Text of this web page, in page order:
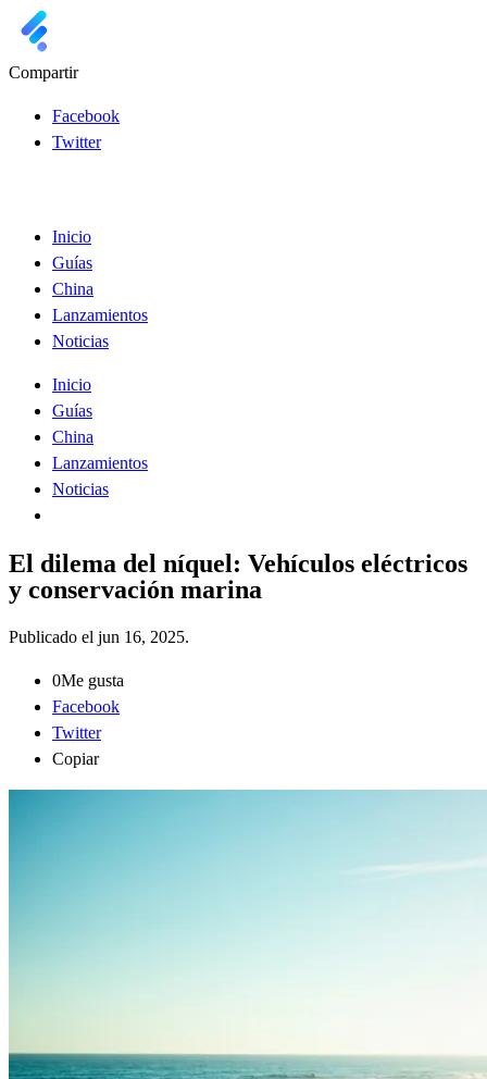
Compartir
Facebook
Twitter
Inicio
Guías
China
Lanzamientos
Noticias
Inicio
Guías
China
Lanzamientos
Noticias
El dilema del níquel: Vehículos eléctricos
y conservación marina
Publicado el jun 16, 2025.
0Me gusta
Facebook
Twitter
Copiar